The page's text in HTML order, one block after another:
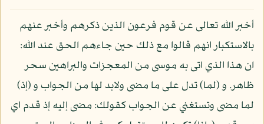
أخبر الله تعالى عن قوم فرعون الذين ذكرهم وأخبر عنهم
بالاستكبار انهم قالوا مع ذلك حين جاءهم الحق عند الله:
ان هذا الذي اتى به موسى من المعجزات والبراهين سحر
ظاهر. و (لما) تدل على ما مضى ولابد لها من الجواب و (إذ)
لما مضى وتستغني عن الجواب كقولك: مضى إليه إذ قدم اي